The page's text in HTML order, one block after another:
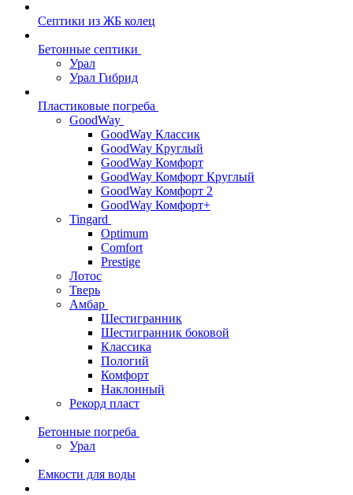
Септики из ЖБ колец
Бетонные септики
Урал
Урал Гибрид
Пластиковые погреба
GoodWay
GoodWay Классик
GoodWay Круглый
GoodWay Комфорт
GoodWay Комфорт Круглый
GoodWay Комфорт 2
GoodWay Комфорт+
Tingard
Optimum
Comfort
Prestige
Лотос
Тверь
Амбар
Шестигранник
Шестигранник боковой
Классика
Пологий
Комфорт
Наклонный
Рекорд пласт
Бетонные погреба
Урал
Емкости для воды